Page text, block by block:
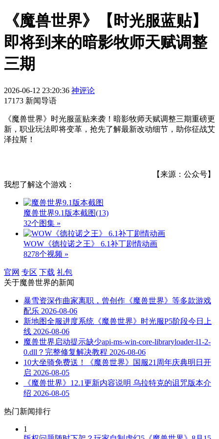
《魔兽世界》【时光服蓝贴】
即将到来的暗影牧师天赋调整
三期
2026-06-12 23:20:36 神评论
17173 新闻导语
《魔兽世界》时光服蓝贴来袭！暗影牧师天赋调整三期重磅更
新，职业玩法即将变革，抢先了解最新改动细节，助你征战艾
泽拉斯！
【来源：公众号】
我想了解这个游戏：
魔兽世界9.1版本截图(13)
32个图集 »
WOW《德拉诺之王》 6.1补丁剧情动画
8278个视频 »
官网 专区 下载 礼包
关于魔兽世界的新闻
暴雪资深作曲家离职，曾创作《魔兽世界》等多款游戏
配乐 2026-08-06
新地图全服进度系统《魔兽世界》时光服P5阶段今日上
线 2026-08-06
魔兽世界启动提示缺少api-ms-win-core-libraryloader-l1-2-
0.dll？完整修复解决教程 2026-08-06
10大坐骑免费送！《魔兽世界》国服21周年庆典明日开
启 2026-08-05
《魔兽世界》12.1更新内容说明 乌拉特克的诅咒版本介
绍 2026-08-05
热门新闻排行
1